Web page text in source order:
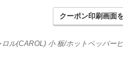
クーポン印刷画面
ロル(CAROL) 小 板/ホットペッパー